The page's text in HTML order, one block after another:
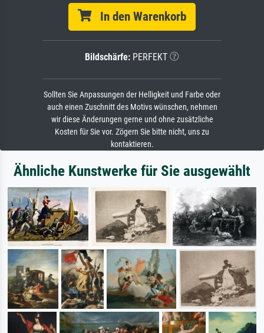
In den Warenkorb
Bildschärfe: PERFEKT
Sollten Sie Anpassungen der Helligkeit und Farbe oder
auch einen Zuschnitt des Motivs wünschen, nehmen
wir diese Änderungen gerne und ohne zusätzliche
Kosten für Sie vor. Zögern Sie bitte nicht, uns zu
kontaktieren.
Ähnliche Kunstwerke für Sie ausgewählt